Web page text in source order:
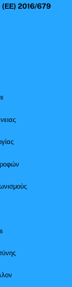
2016/679